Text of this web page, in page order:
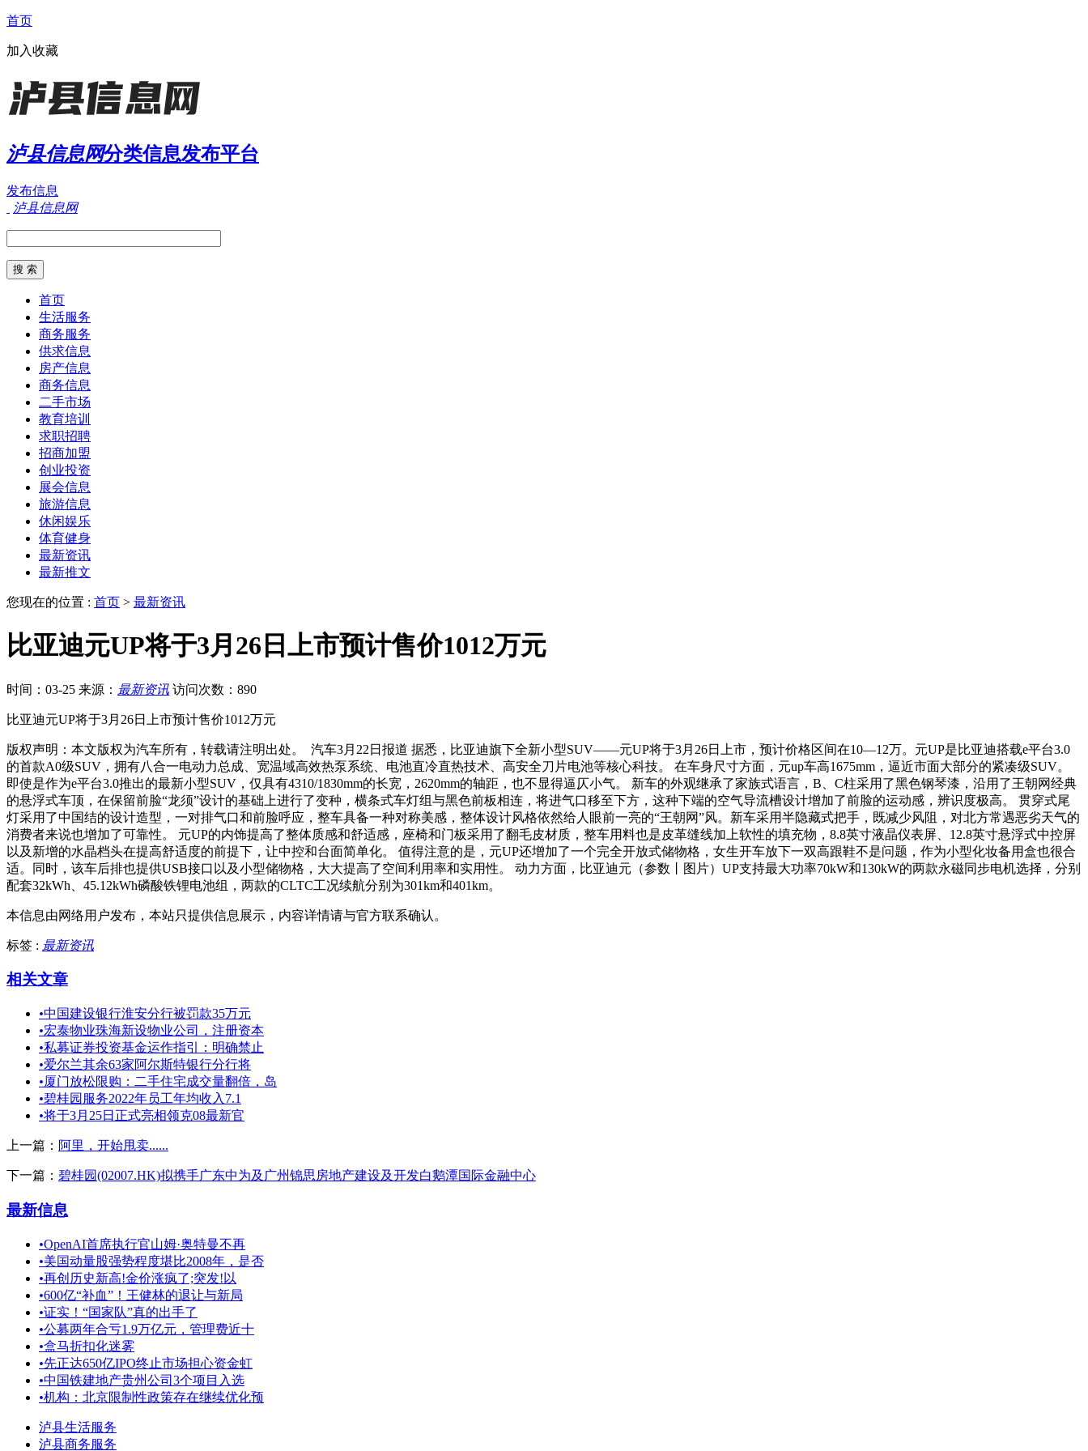
首页
加入收藏
泸县信息网分类信息发布平台
发布信息
泸县信息网
首页
生活服务
商务服务
供求信息
房产信息
商务信息
二手市场
教育培训
求职招聘
招商加盟
创业投资
展会信息
旅游信息
休闲娱乐
体育健身
最新资讯
最新推文
您现在的位置 : 首页 > 最新资讯
比亚迪元UP将于3月26日上市预计售价1012万元
时间：03-25 来源： 最新资讯 访问次数：890
比亚迪元UP将于3月26日上市预计售价1012万元
版权声明：本文版权为汽车所有，转载请注明出处。 汽车3月22日报道 据悉，比亚迪旗下全新小型SUV——元UP将于3月26日上市，预计价格区间在10—12万。元UP是比亚迪搭载e平台3.0
的首款A0级SUV，拥有八合一电动力总成、宽温域高效热泵系统、电池直冷直热技术、高安全刀片电池等核心科技。 在车身尺寸方面，元up车高1675mm，逼近市面大部分的紧凑级SUV。
即使是作为e平台3.0推出的最新小型SUV，仅具有4310/1830mm的长宽，2620mm的轴距，也不显得逼仄小气。 新车的外观继承了家族式语言，B、C柱采用了黑色钢琴漆，沿用了王朝网经典
的悬浮式车顶，在保留前脸“龙须”设计的基础上进行了变种，横条式车灯组与黑色前板相连，将进气口移至下方，这种下端的空气导流槽设计增加了前脸的运动感，辨识度极高。 贯穿式尾
灯采用了中国结的设计造型，一对排气口和前脸呼应，整车具备一种对称美感，整体设计风格依然给人眼前一亮的“王朝网”风。新车采用半隐藏式把手，既减少风阻，对北方常遇恶劣天气的
消费者来说也增加了可靠性。 元UP的内饰提高了整体质感和舒适感，座椅和门板采用了翻毛皮材质，整车用料也是皮革缝线加上软性的填充物，8.8英寸液晶仪表屏、12.8英寸悬浮式中控屏
以及新增的水晶档头在提高舒适度的前提下，让中控和台面简单化。 值得注意的是，元UP还增加了一个完全开放式储物格，女生开车放下一双高跟鞋不是问题，作为小型化妆备用盒也很合
适。同时，该车后排也提供USB接口以及小型储物格，大大提高了空间利用率和实用性。 动力方面，比亚迪元（参数丨图片）UP支持最大功率70kW和130kW的两款永磁同步电机选择，分别
配套32kWh、45.12kWh磷酸铁锂电池组，两款的CLTC工况续航分别为301km和401km。
本信息由网络用户发布， 本站只提供信息展示，内容详情请与官方联系确认。
标签 : 最新资讯
相关文章
•中国建设银行淮安分行被罚款35万元
•宏泰物业珠海新设物业公司，注册资本
•私募证券投资基金运作指引：明确禁止
•爱尔兰其余63家阿尔斯特银行分行将
•厦门放松限购：二手住宅成交量翻倍，岛
•碧桂园服务2022年员工年均收入7.1
•将于3月25日正式亮相领克08最新官
上一篇： 阿里，开始甩卖......
下一篇： 碧桂园(02007.HK)拟携手广东中为及广州锦思房地产建设及开发白鹅潭国际金融中心
最新信息
•OpenAI首席执行官山姆·奥特曼不再
•美国动量股强势程度堪比2008年，是否
•再创历史新高!金价涨疯了;突发!以
•600亿“补血”！王健林的退让与新局
•证实！“国家队”真的出手了
•公募两年合亏1.9万亿元，管理费近十
•盒马折扣化迷雾
•先正达650亿IPO终止市场担心资金虹
•中国铁建地产贵州公司3个项目入选
•机构：北京限制性政策存在继续优化预
泸县生活服务
泸县商务服务